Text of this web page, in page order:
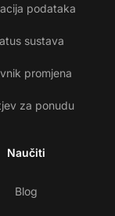
podataka
sustava
promjena
za ponudu
Naučiti
Blog